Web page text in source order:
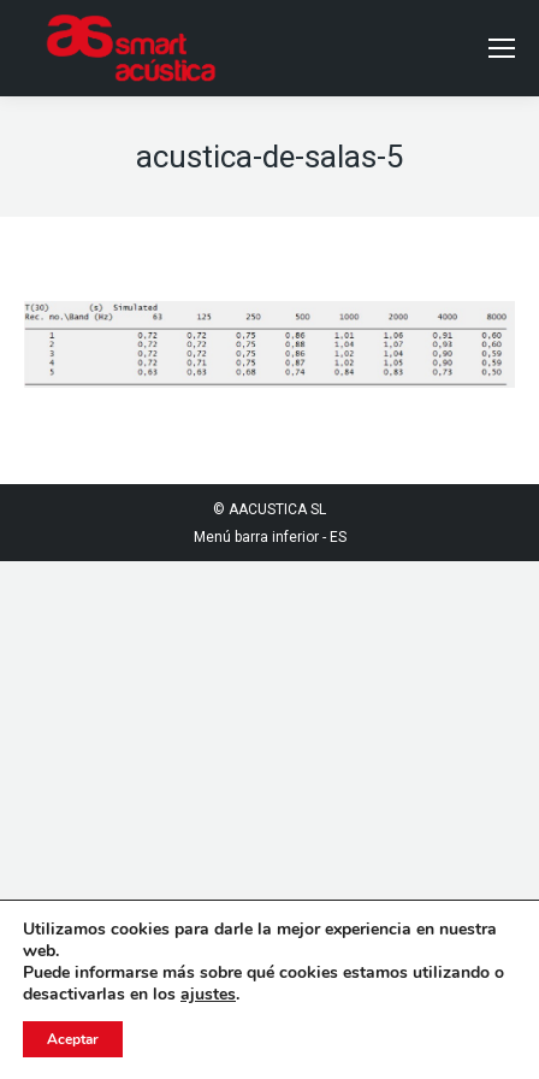
acustica-de-salas-5
© AACUSTICA SL
Menú barra inferior - ES
Utilizamos cookies para darle la mejor experiencia en nuestra
web.
Puede informarse más sobre qué cookies estamos utilizando o
desactivarlas en los ajustes.
Aceptar